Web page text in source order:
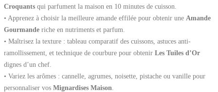
Croquants qui parfument la maison en 10 minutes de cuisson.
• Apprenez à choisir la meilleure amande effilée pour obtenir une Amande
Gourmande riche en nutriments et parfum.
• Maîtrisez la texture : tableau comparatif des cuissons, astuces anti-
ramollissement, et technique de courbure pour obtenir Les Tuiles d’Or
dignes d’un chef.
• Variez les arômes : cannelle, agrumes, noisette, pistache ou vanille pour
personnaliser vos Mignardises Maison